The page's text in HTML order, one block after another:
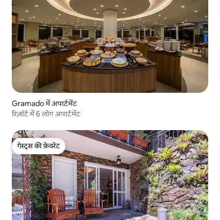
Gramado में अपार्टमेंट
रिज़ॉर्ट में 6 लोग अपार्टमेंट
गेस्ट्स की फ़ेवरेट
गेस्ट्स की फ़ेवरेट